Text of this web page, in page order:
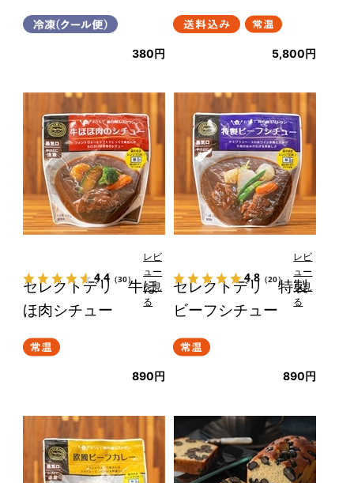
380円 5,800円
セレクトデリ 牛ほ
ほ肉シチュー
4.4 （30）
レビ
ュー
を見
る
890円
セレクトデリ 特製
ビーフシチュー
4.8 （20）
レビ
ュー
を見
る
890円